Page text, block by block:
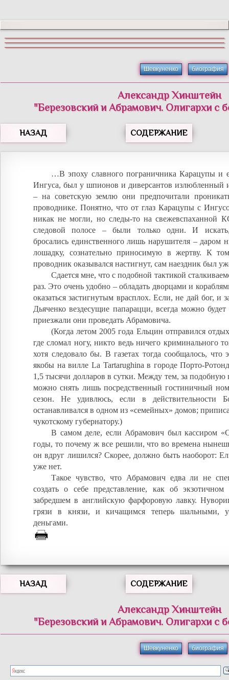
Шевкуненко биография
Александр Хинштейн
"Березовский и Абрамович. Олигархи с
НАЗАД СОДЕРЖАНИЕ
…В эпоху славного пограничника Карацупы и
Ингуса, был у шпионов и диверсантов излюбленный
– на советскую землю они предпочитали
проводнике. Понятно, что от глаз Карацупы с
никак не могли, но следы-то на свежевспаханной
следовой полосе – были только одни. И искать,
бросались единственного лишь нарушителя – даром
лошадку, сознательно приносимую в жертву. К
проводник оказывался настигнут, сам наездник был
Сдается мне, что с подобной тактикой
раз. Это очень удобно – обладать дворцами и
оказаться застигнутым врасплох. Если, не дай бог, и
Дьяченко вездесущие папарацци, всегда можно будет
приезжали они проведать Абрамовича.
(Когда летом 2005 года Ельцин отправился
где сломал ногу, никто ведь ничего криминального
хотя следовало бы. В газетах тогда сообщалось, что
якобы на вилле La Tartarughina в городе Порто-
1,5 тысячи долларов в сутки. Между тем, за
можно снять лишь посредственный гостиничный
сезон. Не удивлюсь, если в действительности
останавливался в одном из «семейных» домов;
чукотскому губернатору.)
В самом деле, если Абрамович был кассиром
годы, то почему ж все решили, что во времена
он вдруг лишился? Скорее, должно быть наоборот:
уже нет.
Такое чувство, что Абрамович едва ли не
создать о себе представление, как об экзотичном
забредшем в английскую фарфоровую лавку.
грязи в князи, и кичащимся теперь шальными,
деньгами.
НАЗАД СОДЕРЖАНИЕ
Александр Хинштейн
"Березовский и Абрамович. Олигархи с
Шевкуненко биография